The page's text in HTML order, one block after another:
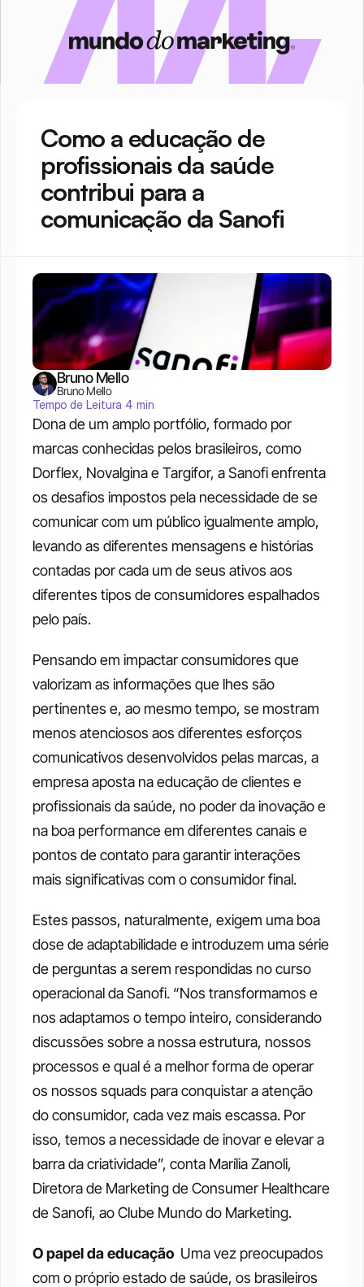
Como a educação de
profissionais da saúde
contribui para a
comunicação da Sanofi
Dona de um amplo portfólio, formado por
marcas conhecidas pelos brasileiros, como
Dorflex, Novalgina e Targifor, a Sanofi enfrenta
os desafios impostos pela necessidade de se
comunicar com um público igualmente amplo,
levando as diferentes mensagens e histórias
contadas por cada um de seus ativos aos
diferentes tipos de consumidores espalhados
pelo país.
Pensando em impactar consumidores que
valorizam as informações que lhes são
pertinentes e, ao mesmo tempo, se mostram
menos atenciosos aos diferentes esforços
comunicativos desenvolvidos pelas marcas, a
empresa aposta na educação de clientes e
profissionais da saúde, no poder da inovação e
na boa performance em diferentes canais e
pontos de contato para garantir interações
mais significativas com o consumidor final.
Estes passos, naturalmente, exigem uma boa
dose de adaptabilidade e introduzem uma série
de perguntas a serem respondidas no curso
operacional da Sanofi. “Nos transformamos e
nos adaptamos o tempo inteiro, considerando
discussões sobre a nossa estrutura, nossos
processos e qual é a melhor forma de operar
os nossos squads para conquistar a atenção
do consumidor, cada vez mais escassa. Por
isso, temos a necessidade de inovar e elevar a
barra da criatividade”, conta Marília Zanoli,
Diretora de Marketing de Consumer Healthcare
de Sanofi, ao Clube Mundo do Marketing.
O papel da educação Uma vez preocupados
com o próprio estado de saúde, os brasileiros
Bruno Mello
Bruno Mello
Tempo de Leitura 4 min